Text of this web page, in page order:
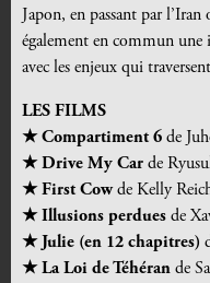
Japon, en passant par
également en commun
avec les enjeux qui
LES FILMS
★ Compartiment 6 de
★ Drive My Car de
★ First Cowde Kelly
★ Illusions perdues de
★ Julie (en 12 chapitres)
★ La Loi de Téhéran de